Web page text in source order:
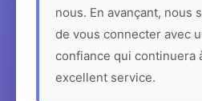
nous. En avançant, nous
de vous connecter avec
confiance qui continuera
excellent service.